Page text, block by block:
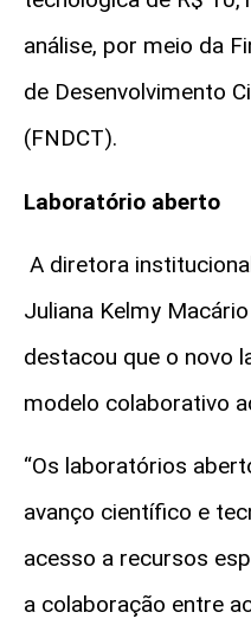
análise, por meio da
de Desenvolvimento
(FNDCT).
Laboratório aberto
A diretora
Juliana Kelmy
destacou que o novo
modelo colaborativo
“Os laboratórios
avanço científico e
acesso a recursos
a colaboração entre